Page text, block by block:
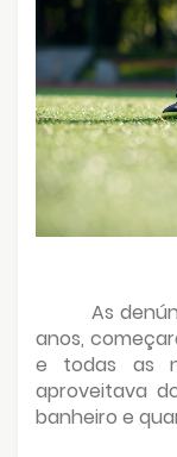
As
anos,
e todas as
aproveitava
banheiro e